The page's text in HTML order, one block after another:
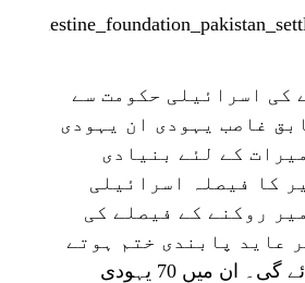
کی اسرائیلی حکومت سے
غاصب یہودی ان یہودی
کے لئے بنیادی
کا فیصلہ اسرائیلی
روکنے کے فیصلے کی
عاید پابندی ختم ہوتے
ہی 2500 نئے رہائشی یونٹس کی تعمیر فوری طور پر شروع کر دی جائے گی۔ ان میں 70 یہودی